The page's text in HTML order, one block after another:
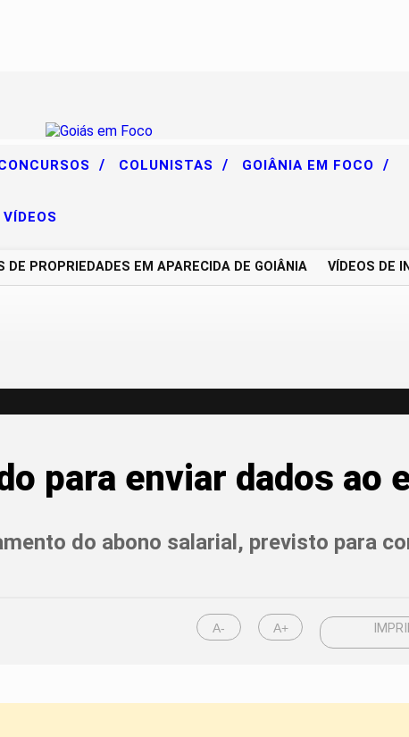
/ COLUNISTAS / GOIÂNIA EM FOCO /
VÍDEOS
PROPRIEDADES EM APARECIDA DE GOIÂNIA VÍDEOS DE
para enviar dados ao
do abono salarial, previsto para
A- A+